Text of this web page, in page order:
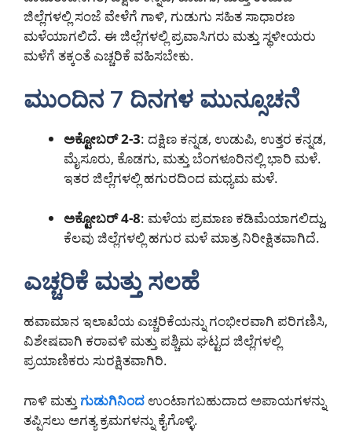
ಜಿಲ್ಲೆಗಳಲ್ಲಿ ಸಂಜೆ ವೇಳೆಗೆ ಗಾಳಿ, ಗುಡುಗು ಸಹಿತ ಸಾಧಾರಣ
ಮಳೆಯಾಗಲಿದೆ. ಈ ಜಿಲ್ಲೆಗಳಲ್ಲಿ ಪ್ರವಾಸಿಗರು ಮತ್ತು ಸ್ಥಳೀಯರು
ಮಳೆಗೆ ತಕ್ಕಂತೆ ಎಚ್ಚರಿಕೆ ವಹಿಸಬೇಕು.
ಮುಂದಿನ 7 ದಿನಗಳ ಮುನ್ಸೂಚನೆ
ಅಕ್ಟೋಬರ್ 2-3: ದಕ್ಷಿಣ ಕನ್ನಡ, ಉಡುಪಿ, ಉತ್ತರ ಕನ್ನಡ,
ಮೈಸೂರು, ಕೊಡಗು, ಮತ್ತು ಬೆಂಗಳೂರಿನಲ್ಲಿ ಭಾರಿ ಮಳೆ.
ಇತರ ಜಿಲ್ಲೆಗಳಲ್ಲಿ ಹಗುರದಿಂದ ಮಧ್ಯಮ ಮಳೆ.
ಅಕ್ಟೋಬರ್ 4-8: ಮಳೆಯ ಪ್ರಮಾಣ ಕಡಿಮೆಯಾಗಲಿದ್ದು,
ಕೆಲವು ಜಿಲ್ಲೆಗಳಲ್ಲಿ ಹಗುರ ಮಳೆ ಮಾತ್ರ ನಿರೀಕ್ಷಿತವಾಗಿದೆ.
ಎಚ್ಚರಿಕೆ ಮತ್ತು ಸಲಹೆ
ಹವಾಮಾನ ಇಲಾಖೆಯ ಎಚ್ಚರಿಕೆಯನ್ನು ಗಂಭೀರವಾಗಿ ಪರಿಗಣಿಸಿ,
ವಿಶೇಷವಾಗಿ ಕರಾವಳಿ ಮತ್ತು ಪಶ್ಚಿಮ ಘಟ್ಟದ ಜಿಲ್ಲೆಗಳಲ್ಲಿ
ಪ್ರಯಾಣಿಕರು ಸುರಕ್ಷಿತವಾಗಿರಿ.
ಗಾಳಿ ಮತ್ತು ಗುಡುಗಿನಿಂದ ಉಂಟಾಗಬಹುದಾದ ಅಪಾಯಗಳನ್ನು
ತಪ್ಪಿಸಲು ಅಗತ್ಯ ಕ್ರಮಗಳನ್ನು ಕೈಗೊಳ್ಳಿ.